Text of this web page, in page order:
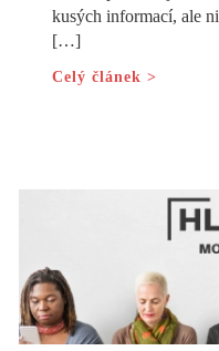
kusých informací, ale
[…]
Celý článek >